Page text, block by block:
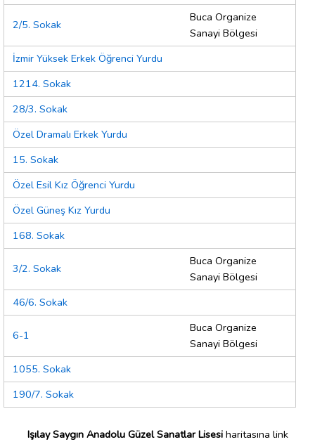
2/5. Sokak
Buca Organize
Sanayi Bölgesi
İzmir Yüksek Erkek Öğrenci Yurdu
1214. Sokak
28/3. Sokak
Özel Dramalı Erkek Yurdu
15. Sokak
Özel Esil Kız Öğrenci Yurdu
Özel Güneş Kız Yurdu
168. Sokak
3/2. Sokak
Buca Organize
Sanayi Bölgesi
46/6. Sokak
6-1
Buca Organize
Sanayi Bölgesi
1055. Sokak
190/7. Sokak
Işılay Saygın Anadolu Güzel Sanatlar Lisesiharitasına link